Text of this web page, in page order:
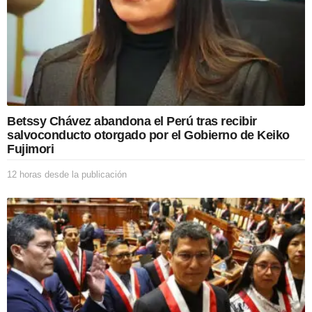
Betssy Chávez abandona el Perú tras recibir
salvoconducto otorgado por el Gobierno de Keiko
Fujimori
12 horas desde la publicación
h
o
r
a
s
d
e
s
d